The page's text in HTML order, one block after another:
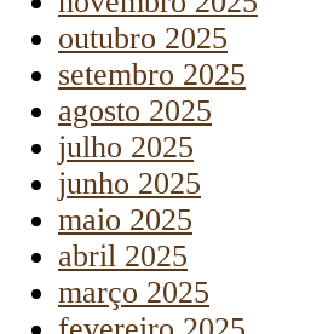
outubro 2025
setembro 2025
agosto 2025
julho 2025
junho 2025
maio 2025
abril 2025
março 2025